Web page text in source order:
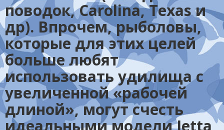
поводок, Carolina, Texas и
др). Впрочем, рыболовы,
которые для этих целей
больше любят
использовать удилища с
увеличенной «рабочей
длиной», могут счесть